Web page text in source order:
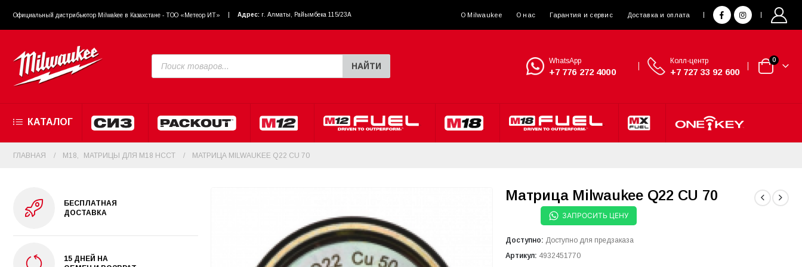
Официальный диcтрибьютор Milwakee в Казахстане - ТОО «Метеор ИТ» Адрес: г. Алматы, Райымбека 115/23A О Milwaukee О нас Гарантия и сервис Доставка и оплата
НАЙТИ
WhatsApp
+7 776 272 4000
Колл-центр
+7 727 33 92 600
0
КАТАЛОГ
ГЛАВНАЯ M18 МАТРИЦЫ ДЛЯ M18 HCCT МАТРИЦА MILWAUKEE Q22 CU 70
Матрица Milwaukee Q22 CU 70
ЗАПРОСИТЬ ЦЕНУ
Доступно: Доступно для предзаказа
Артикул: 4932451770
БЕСПЛАТНАЯ
ДОСТАВКА
15 ДНЕЙ НА